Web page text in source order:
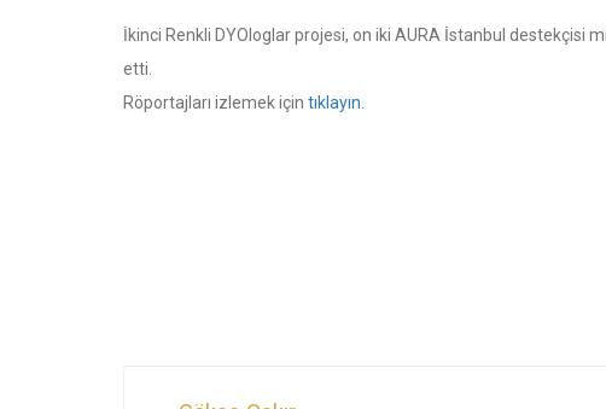
İkinci Renkli DYOloglar projesi, on iki AURA İstanbul destekçisi
etti.
Röportajları izlemek için tıklayın.